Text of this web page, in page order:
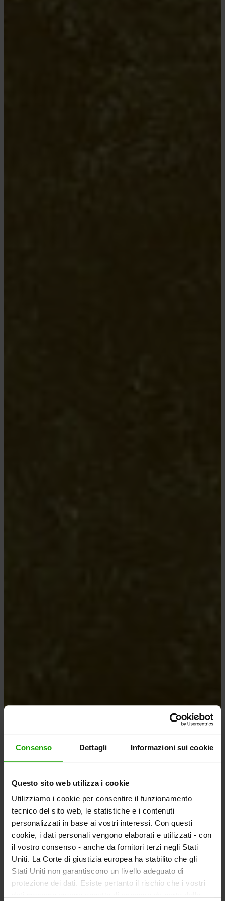
Consenso Dettagli Informazioni sui cookie
Questo sito web utilizza i cookie
Utilizziamo i cookie per consentire il funzionamento
tecnico del sito web, le statistiche e i contenuti
personalizzati in base ai vostri interessi. Con questi
cookie, i dati personali vengono elaborati e utilizzati - con
il vostro consenso - anche da fornitori terzi negli Stati
Uniti. La Corte di giustizia europea ha stabilito che gli
Stati Uniti non garantiscono un livello adeguato di
protezione dei dati. Esiste pertanto il rischio che i vostri